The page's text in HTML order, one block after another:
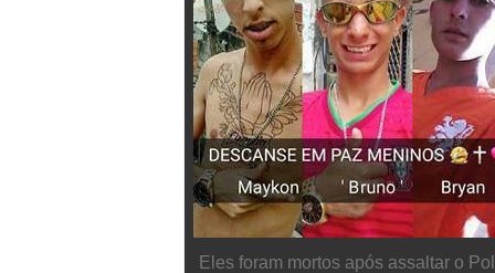
Eles foram mortos após assaltar o